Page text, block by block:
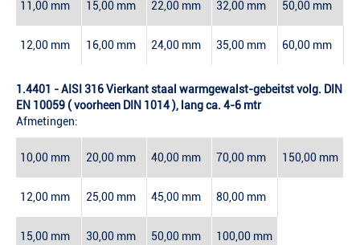
11,00 mm 15,00 mm 22,00 mm 32,00 mm 50,00 mm
12,00 mm 16,00 mm 24,00 mm 35,00 mm 60,00 mm
1.4401 - AISI 316 Vierkant staal warmgewalst-gebeitst volg. DIN
EN 10059 ( voorheen DIN 1014 ), lang ca. 4-6 mtr
Afmetingen:
10,00 mm 20,00 mm 40,00 mm 70,00 mm 150,00 mm
12,00 mm 25,00 mm 45,00 mm 80,00 mm
15,00 mm 30,00 mm 50,00 mm 100,00 mm